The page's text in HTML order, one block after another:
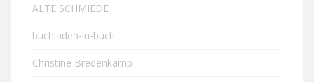
ALTE SCHMIEDE
buchladen-in-buch
Christine Bredenkamp